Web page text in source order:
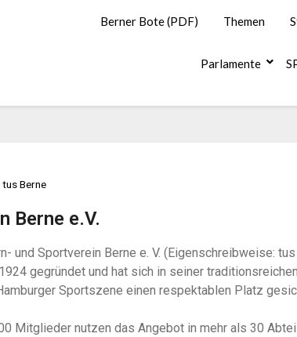
Berner Bote (PDF) Themen
Parlamente
tus Berne
Berne e.V.
und Sportverein Berne e. V. (Eigenschreibweise: tus
gegründet und hat sich in seiner
Sportszene einen respektablen Platz
Mitglieder nutzen das Angebot in mehr als 30